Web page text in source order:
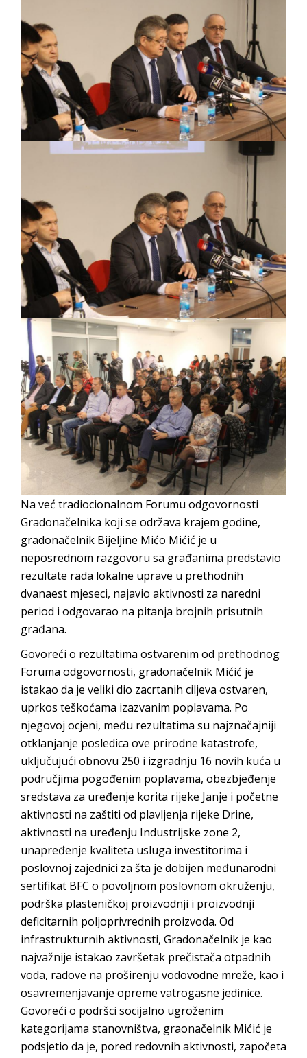
BORCE VOJSKE REPUBLIKE SRPSKE U STANjU
SOCIJALNE POTREBE
Obrasci zahtjeva za regresirano gorivo
dostupni od 13. marta do 15. novembra
Zahtjev za izdavanje PONOSNE KARTICE
Obavještenje za preduzetnika - Vera Ujić
JAVNI POZIV ZA PRIJAVU NEPROPISNOG
ODLAGANjA OTPADA UZ DODJELU
Na već tradiocionalnom Forumu odgovornosti
Gradonačelnika koji se održava krajem godine,
gradonačelnik Bijeljine Mićo Mićić je u
neposrednom razgovoru sa građanima predstavio
rezultate rada lokalne uprave u prethodnih
dvanaest mjeseci, najavio aktivnosti za naredni
period i odgovarao na pitanja brojnih prisutnih
građana.
Govoreći o rezultatima ostvarenim od prethodnog
Foruma odgovornosti, gradonačelnik Mićić je
istakao da je veliki dio zacrtanih ciljeva ostvaren,
uprkos teškoćama izazvanim poplavama. Po
njegovoj ocjeni, među rezultatima su najznačajniji
otklanjanje posledica ove prirodne katastrofe,
uključujući obnovu 250 i izgradnju 16 novih kuća u
područjima pogođenim poplavama, obezbjeđenje
sredstava za uređenje korita rijeke Janje i početne
aktivnosti na zaštiti od plavljenja rijeke Drine,
aktivnosti na uređenju Industrijske zone 2,
unapređenje kvaliteta usluga investitorima i
poslovnoj zajednici za šta je dobijen međunarodni
sertifikat BFC o povoljnom poslovnom okruženju,
podrška plasteničkoj proizvodnji i proizvodnji
deficitarnih poljoprivrednih proizvoda. Od
infrastrukturnih aktivnosti, Gradonačelnik je kao
najvažnije istakao završetak prečistača otpadnih
voda, radove na proširenju vodovodne mreže, kao i
osavremenjavanje opreme vatrogasne jedinice.
Govoreći o podršci socijalno ugroženim
kategorijama stanovništva, graonačelnik Mićić je
podsjetio da je, pored redovnih aktivnosti, započeta